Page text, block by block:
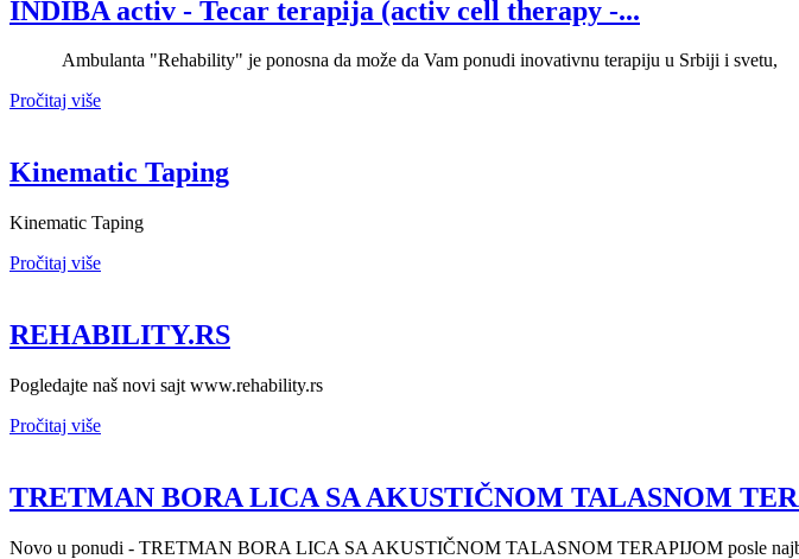
INDIBA activ - Tecar terapija (activ cell therapy -...
Ambulanta "Rehability" je ponosna da može da Vam ponudi inovativnu terapiju u Srbiji i svetu,
Pročitaj više
Kinematic Taping
Kinematic Taping
Pročitaj više
REHABILITY.RS
Pogledajte naš novi sajt www.rehability.rs
Pročitaj više
TRETMAN BORA LICA SA AKUSTIČNOM TALASNOM
Novo u ponudi - TRETMAN BORA LICA SA AKUSTIČNOM TALASNOM TERAPIJOM posle